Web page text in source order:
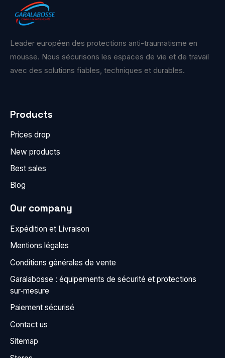
Leader européen des protections anti-traumatisme en
mousse. Nous sécurisons les espaces de vie et de travail
avec des solutions fiables, techniques et durables.
Products
Prices drop
New products
Best sales
Blog
Our company
Expédition et Livraison
Mentions légales
Conditions générales de vente
Garalabosse : équipements de sécurité et protections
sur‑mesure
Paiement sécurisé
Contact us
Sitemap